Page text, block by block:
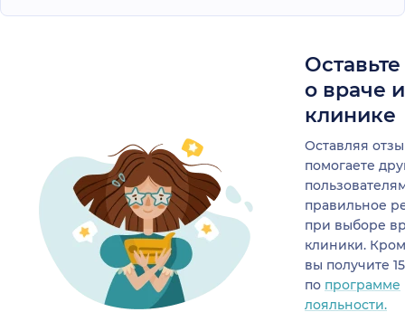
о враче
клинике
Оставляя
помогаете
правильное
при выборе
клиники.
вы получите
по программе
лояльности.